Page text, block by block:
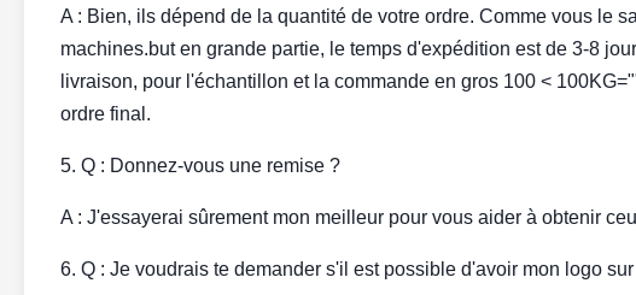
A : Bien, ils dépend de la quantité de votre ordre. Comme vous le
machines.but en grande partie, le temps d'expédition est de 3-8
livraison, pour l'échantillon et la commande en gros 100 <
ordre final.
5. Q : Donnez-vous une remise ?
A : J'essayerai sûrement mon meilleur pour vous aider à obtenir
6. Q : Je voudrais te demander s'il est possible d'avoir mon logo